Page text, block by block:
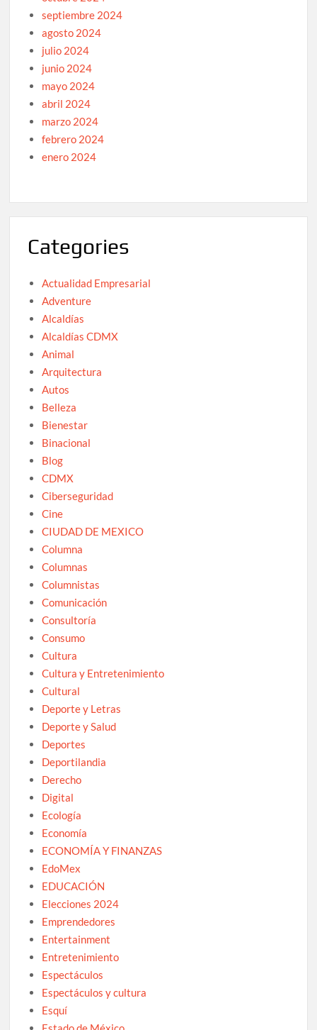
septiembre 2024
agosto 2024
julio 2024
junio 2024
mayo 2024
abril 2024
marzo 2024
febrero 2024
enero 2024
Categories
Actualidad Empresarial
Adventure
Alcaldías
Alcaldías CDMX
Animal
Arquitectura
Autos
Belleza
Bienestar
Binacional
Blog
CDMX
Ciberseguridad
Cine
CIUDAD DE MEXICO
Columna
Columnas
Columnistas
Comunicación
Consultoría
Consumo
Cultura
Cultura y Entretenimiento
Cultural
Deporte y Letras
Deporte y Salud
Deportes
Deportilandia
Derecho
Digital
Ecología
Economía
ECONOMÍA Y FINANZAS
EdoMex
EDUCACIÓN
Elecciones 2024
Emprendedores
Entertainment
Entretenimiento
Espectáculos
Espectáculos y cultura
Esquí